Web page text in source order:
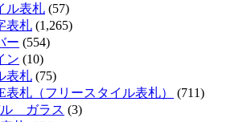
ル表札 (57)
表札 (1,265)
ー (554)
ン (10)
表札 (75)
表札（フリースタイル表札）
(711)
ル ガラス (3)